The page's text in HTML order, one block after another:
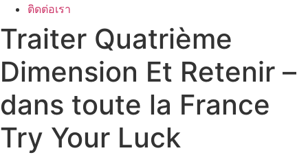
ติดต่อเรา
Traiter Quatrième
Dimension Et Retenir –
dans toute la France
Try Your Luck